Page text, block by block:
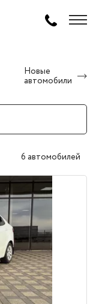
Новые
автомобили
6 автомобилей